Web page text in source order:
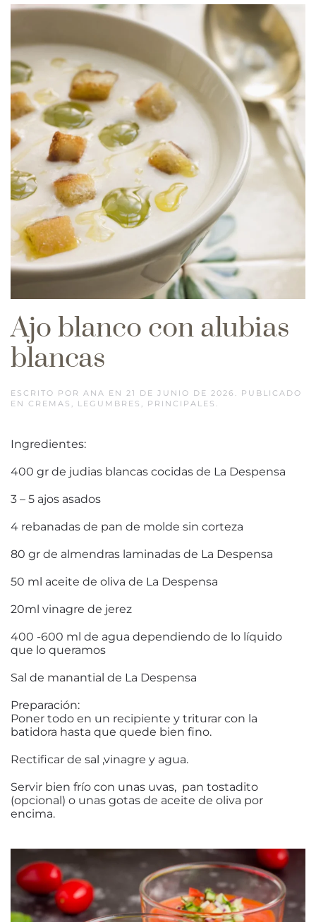
Ajo blanco con alubias
blancas
ESCRITO POR ANA EN 21 DE JUNIO DE 2026 . PUBLICADO
EN CREMAS , LEGUMBRES , PRINCIPALES .
Ingredientes:
400 gr de judias blancas cocidas de La Despensa
3 – 5 ajos asados
4 rebanadas de pan de molde sin corteza
80 gr de almendras laminadas de La Despensa
50 ml aceite de oliva de La Despensa
20ml vinagre de jerez
400 -600 ml de agua dependiendo de lo líquido
que lo queramos
Sal de manantial de La Despensa
Preparación:
Poner todo en un recipiente y triturar con la
batidora hasta que quede bien fino.
Rectificar de sal ,vinagre y agua.
Servir bien frío con unas uvas, pan tostadito
(opcional) o unas gotas de aceite de oliva por
encima.